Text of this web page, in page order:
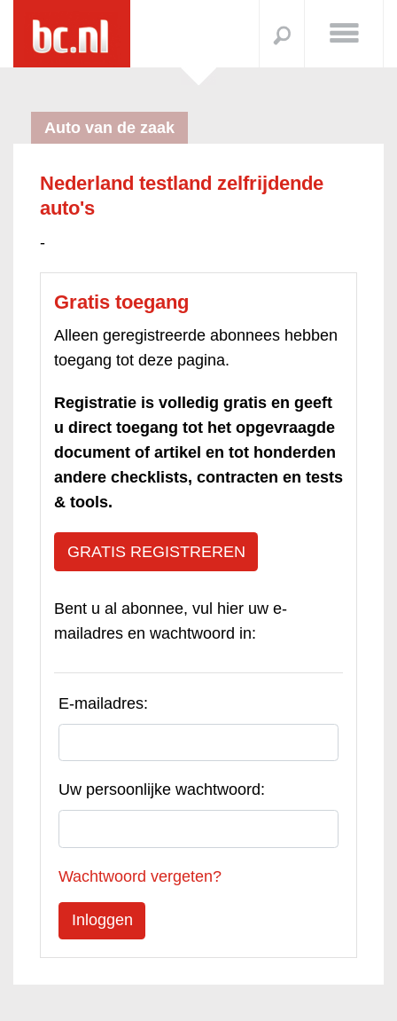
Auto van de zaak
Nederland testland zelfrijdende
auto's
-
Gratis toegang
Alleen geregistreerde abonnees hebben
toegang tot deze pagina.
Registratie is volledig gratis en geeft
u direct toegang tot het opgevraagde
document of artikel en tot honderden
andere checklists, contracten en tests
& tools.
GRATIS REGISTREREN
Bent u al abonnee, vul hier uw e-
mailadres en wachtwoord in:
E-mailadres:
Uw persoonlijke wachtwoord:
Wachtwoord vergeten?